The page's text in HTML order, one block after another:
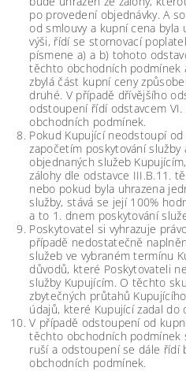
po provedení objednávky. A
od smlouvy a kupní cena byla
výši, řídí se stornovací
písmene a) a b) tohoto
těchto obchodních podmínek
zbylá část kupní ceny
druhé. V případě dřívějšího
odstoupení řídí odstavcem
obchodních podmínek.
Pokud Kupující neodstoupí
započetím poskytování
objednaných služeb
zálohy dle odstavce III.B.11.
nebo pokud byla uhrazena
služby, stává se její 100%
a to 1. dnem poskytování
Poskytovatel si vyhrazuje
případě nedostatečně
služeb ve vybraném termínu
důvodů, které Poskytovateli
služby Kupujícím. O těchto
zbytečných průtahů
údajů, které Kupující zadal do
V případě odstoupení od
těchto obchodních podmínek
ruší a odstoupení se dále řídí
obchodních podmínek.